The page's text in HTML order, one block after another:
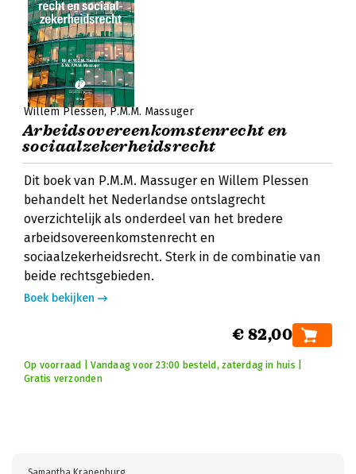
Willem Plessen P.M.M. Massuger
Arbeidsovereenkomstenrecht en
sociaalzekerheidsrecht
Dit boek van P.M.M. Massuger en Willem Plessen
behandelt het Nederlandse ontslagrecht
overzichtelijk als onderdeel van het bredere
arbeidsovereenkomstenrecht en
sociaalzekerheidsrecht. Sterk in de combinatie van
beide rechtsgebieden.
Boek bekijken
€ 82,00
Op voorraad | Vandaag voor 23:00 besteld, zaterdag in huis |
Gratis verzonden